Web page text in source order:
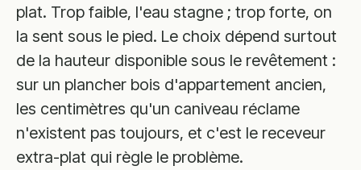
plat. Trop faible, l'eau stagne ; trop forte, on
la sent sous le pied. Le choix dépend surtout
de la hauteur disponible sous le revêtement :
sur un plancher bois d'appartement ancien,
les centimètres qu'un caniveau réclame
n'existent pas toujours, et c'est le receveur
extra-plat qui règle le problème.